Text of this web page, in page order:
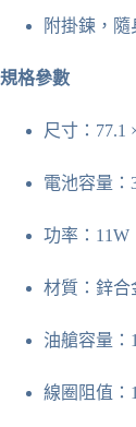
附掛鍊，隨
規格參數
尺寸：77.1
電池容量：
功率：11W
材質：鋅合
油艙容量：
線圈阻值：